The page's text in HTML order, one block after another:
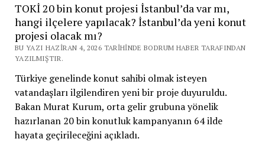
TOKİ 20 bin konut projesi İstanbul’da var mı,
hangi ilçelere yapılacak? İstanbul’da yeni konut
projesi olacak mı?
BU YAZI HAZIRAN 4, 2026 TARIHINDE BODRUM HABER TARAFINDAN
YAZILMIŞTIR.
Türkiye genelinde konut sahibi olmak isteyen
vatandaşları ilgilendiren yeni bir proje duyuruldu.
Bakan Murat Kurum, orta gelir grubuna yönelik
hazırlanan 20 bin konutluk kampanyanın 64 ilde
hayata geçirileceğini açıkladı.